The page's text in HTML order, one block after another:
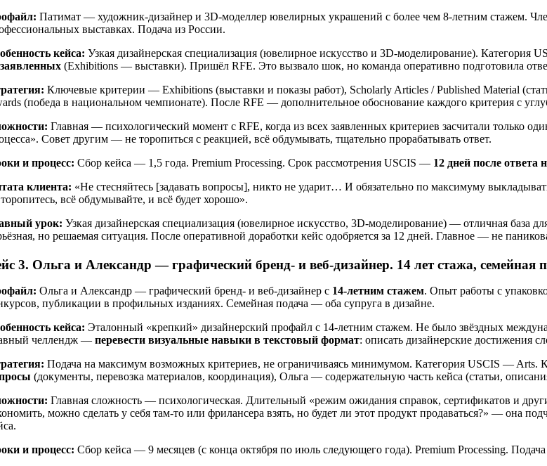
Патимат — художник-дизайнер и 3D-моделлер ювелирных украшений с более чем 8-летним стажем.
выставках. Подача из России.
кейса: Узкая дизайнерская специализация (ювелирное искусство и 3D-моделирование). Категория
(Exhibitions — выставки). Пришёл RFE. Это вызвало шок, но команда оперативно подготовила
Ключевые критерии — Exhibitions (выставки и показы работ), Scholarly Articles / Published Material
(победа в национальном чемпионате). После RFE — дополнительное обоснование каждого критерия с
Главная — психологический момент с RFE, когда из всех заявленных критериев засчитали только
Совет другим — не торопиться с реакцией, всё обдумывать, тщательно прорабатывать ответ.
и процесс: Сбор кейса — 1,5 года. Premium Processing. Срок рассмотрения USCIS — 12 дней после ответа
клиента: «Не стесняйтесь [задавать вопросы], никто не ударит… И обязательно по максимуму
всё обдумывайте, и всё будет хорошо».
урок: Узкая дизайнерская специализация (ювелирное искусство, 3D-моделирование) — отличная база
но решаемая ситуация. После оперативной доработки кейс одобряется за 12 дней. Главное — не
3. Ольга и Александр — графический бренд- и веб-дизайнер. 14 лет стажа, семейная
Ольга и Александр — графический бренд- и веб-дизайнер с 14-летним стажем. Опыт работы с
публикации в профильных изданиях. Семейная подача — оба супруга в дизайне.
кейса: Эталонный «крепкий» дизайнерский профайл с 14-летним стажем. Не было звёздных
челлендж —перевести визуальные навыки в текстовый формат: описать дизайнерские достижения
Подача на максимум возможных критериев, не ограничиваясь минимумом. Категория USCIS — Arts.
(документы, перевозка материалов, координация), Ольга — содержательную часть кейса (статьи,
Главная сложность — психологическая. Длительный «режим ожидания справок, сертификатов и
можно сделать у себя там-то или фрилансера взять, но будет ли этот продукт продаваться?» — она
и процесс: Сбор кейса — 9 месяцев (с конца октября по июль следующего года). Premium Processing.